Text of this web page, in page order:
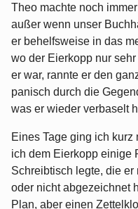
Theo machte noch
außer wenn unser
er behelfsweise in das
wo der Eierkopp nur
er war, rannte er den
panisch durch die
was er wieder verbaselt
Eines Tage ging ich
ich dem Eierkopp einige
Schreibtisch legte, die
oder nicht abgezeichnet
Plan, aber einen